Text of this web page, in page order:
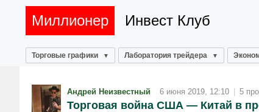
Миллионер Инвест Клуб
Торговые графики Лаборатория трейдера
Андрей Неизвестный 6 июня 2019, 12:10 | 5
Торговая война США — Китай в